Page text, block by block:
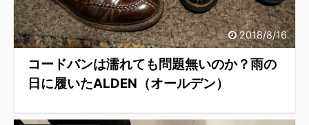
2018/8/16
コードバンは濡れても問題無いのか？雨の
日に履いたALDEN（オールデン）